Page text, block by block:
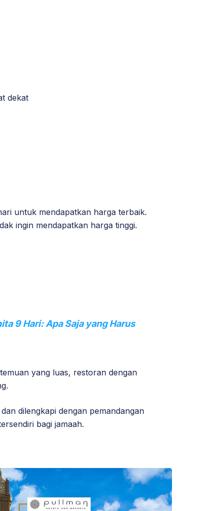
dekat
untuk mendapatkan harga terbaik.
ingin mendapatkan harga tinggi.
9 Hari: Apa Saja yang Harus
yang luas, restoran dengan
dilengkapi dengan pemandangan
bagi jamaah.